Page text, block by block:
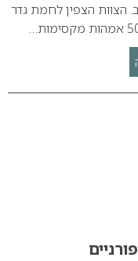
הצוות הצפין לחמת גדר